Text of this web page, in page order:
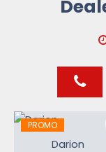
PROMO
Darion